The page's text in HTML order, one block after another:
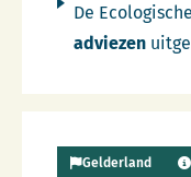
De
adviezen
Gelderland